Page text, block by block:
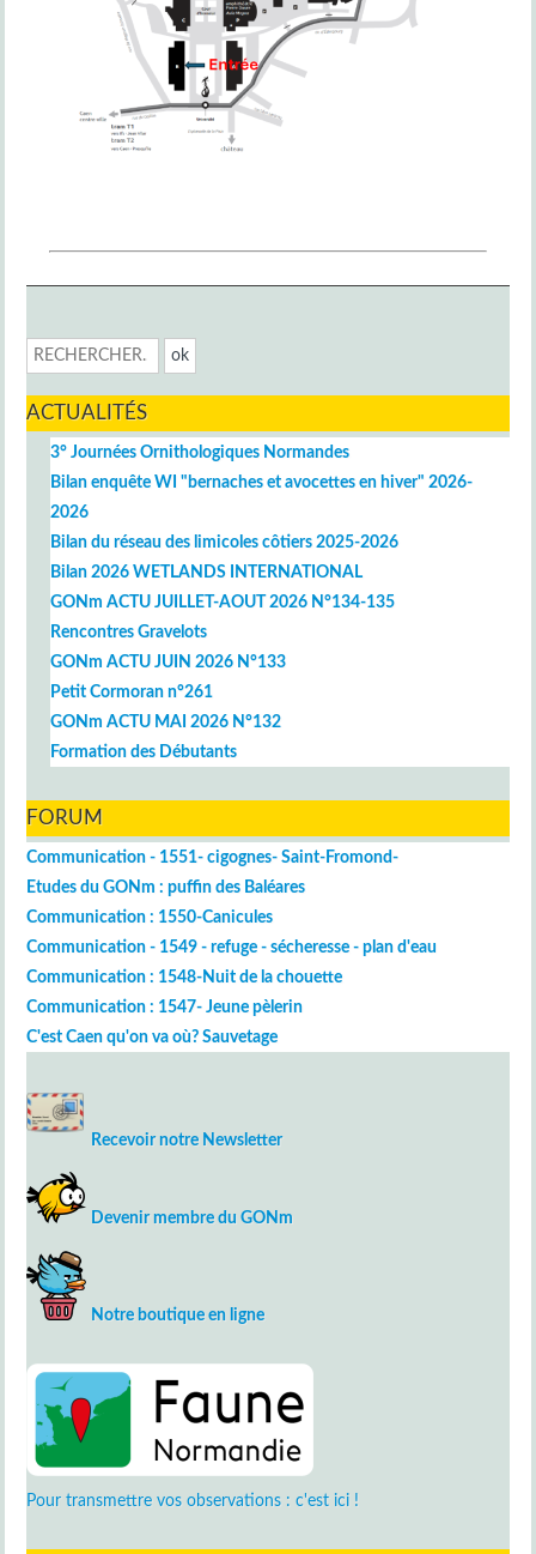
ACTUALITÉS
3° Journées Ornithologiques Normandes
Bilan enquête WI "bernaches et avocettes en hiver" 2026-
2026
Bilan du réseau des limicoles côtiers 2025-2026
Bilan 2026 WETLANDS INTERNATIONAL
GONm ACTU JUILLET-AOUT 2026 N°134-135
Rencontres Gravelots
GONm ACTU JUIN 2026 N°133
Petit Cormoran n°261
GONm ACTU MAI 2026 N°132
Formation des Débutants
FORUM
Communication - 1551- cigognes- Saint-Fromond-
Etudes du GONm : puffin des Baléares
Communication : 1550-Canicules
Communication - 1549 - refuge - sécheresse - plan d'eau
Communication : 1548-Nuit de la chouette
Communication : 1547- Jeune pèlerin
C'est Caen qu'on va où? Sauvetage
Recevoir notre Newsletter
Devenir membre du GONm
Notre boutique en ligne
Pour transmettre vos observations : c'est ici !